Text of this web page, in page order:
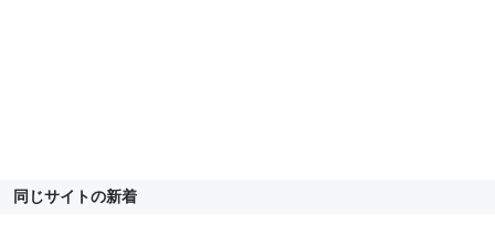
同じサイトの新着